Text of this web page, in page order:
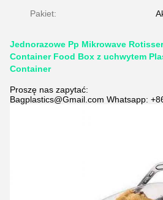
Pakiet:
Jednorazowe Pp Mikrowave
Container Food Box z uchwytem
Container
Proszę nas zapytać:
Bagplastics@Gmail.com Whatsapp: